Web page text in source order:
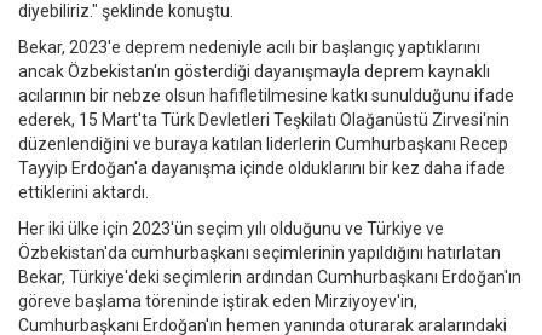
diyebiliriz." şeklinde konuştu.
Bekar, 2023'e deprem nedeniyle acılı bir başlangıç yaptıklarını
ancak Özbekistan'ın gösterdiği dayanışmayla deprem kaynaklı
acılarının bir nebze olsun hafifletilmesine katkı sunulduğunu ifade
ederek, 15 Mart'ta Türk Devletleri Teşkilatı Olağanüstü Zirvesi'nin
düzenlendiğini ve buraya katılan liderlerin Cumhurbaşkanı Recep
Tayyip Erdoğan'a dayanışma içinde olduklarını bir kez daha ifade
ettiklerini aktardı.
Her iki ülke için 2023'ün seçim yılı olduğunu ve Türkiye ve
Özbekistan'da cumhurbaşkanı seçimlerinin yapıldığını hatırlatan
Bekar, Türkiye'deki seçimlerin ardından Cumhurbaşkanı Erdoğan'ın
göreve başlama töreninde iştirak eden Mirziyoyev'in,
Cumhurbaşkanı Erdoğan'ın hemen yanında oturarak aralarındaki